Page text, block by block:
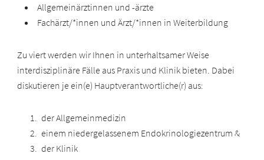
Allgemeinärztinnen und -ärzte
Fachärzt/*innen und Ärzt/*innen in Weiterbildung
Zu viert werden wir Ihnen in unterhaltsamer Weise
interdisziplinäre Fälle aus Praxis und Klinik bieten. Dabei
diskutieren je ein(e) Hauptverantwortliche(r) aus:
der Allgemeinmedizin
einem niedergelassenem Endokrinologiezentrum &
der Klinik